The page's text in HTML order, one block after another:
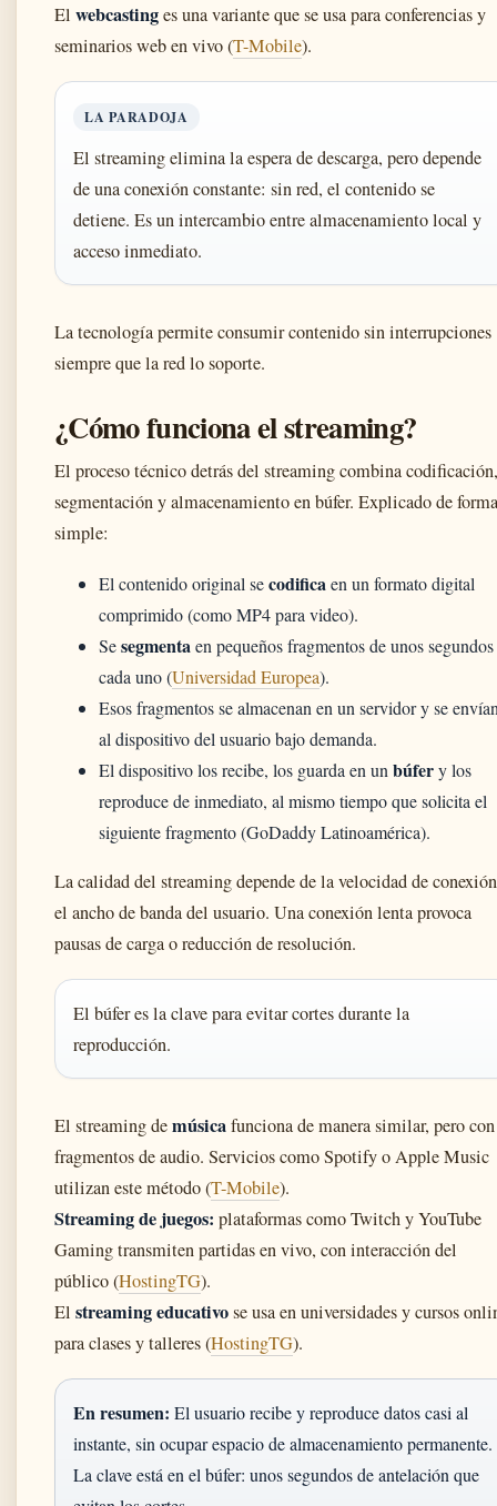
El webcastinges una variante que se usa para conferencias y
seminarios web en vivo (T-Mobile).
LA PARADOJA
El streaming elimina la espera de descarga, pero depende
de una conexión constante: sin red, el contenido se
detiene. Es un intercambio entre almacenamiento local y
acceso inmediato.
La tecnología permite consumir contenido sin interrupciones
siempre que la red lo soporte.
¿Cómo funciona el streaming?
El proceso técnico detrás del streaming combina codificación,
segmentación y almacenamiento en búfer. Explicado de forma
simple:
El contenido original secodificaen un formato digital
comprimido (como MP4 para video).
Sesegmentaen pequeños fragmentos de unos segundos
cada uno (Universidad Europea).
Esos fragmentos se almacenan en un servidor y se
al dispositivo del usuario bajo demanda.
El dispositivo los recibe, los guarda en unbúfery los
reproduce de inmediato, al mismo tiempo que solicita el
siguiente fragmento (GoDaddy Latinoamérica).
La calidad del streaming depende de la velocidad de
el ancho de banda del usuario. Una conexión lenta provoca
pausas de carga o reducción de resolución.
El búfer es la clave para evitar cortes durante la
reproducción.
El streaming demúsicafunciona de manera similar, pero con
fragmentos de audio. Servicios como Spotify o Apple Music
utilizan este método (T-Mobile).
Streaming de juegos: plataformas como Twitch y YouTube
Gaming transmiten partidas en vivo, con interacción del
público (HostingTG).
El streaming educativose usa en universidades y cursos
para clases y talleres (HostingTG).
En resumen: El usuario recibe y reproduce datos casi al
instante, sin ocupar espacio de almacenamiento permanente.
La clave está en el búfer: unos segundos de antelación que